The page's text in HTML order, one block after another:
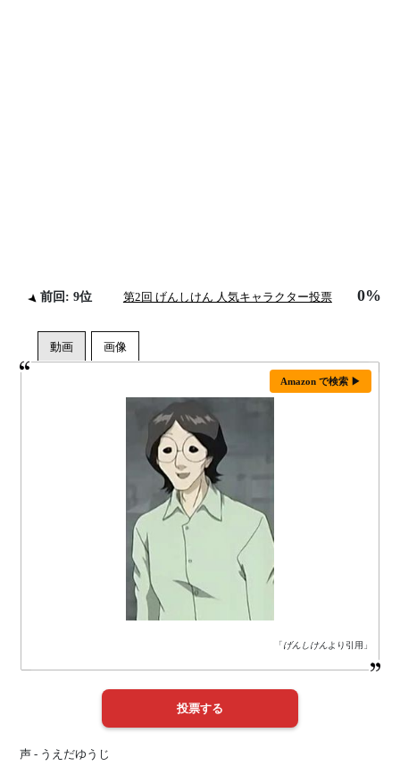
前回: 9位 第2回 げんしけん 人気キャラクター投票 0%
Amazon で検索 ▶
「げんしけん より引用」
声 - うえだゆうじ